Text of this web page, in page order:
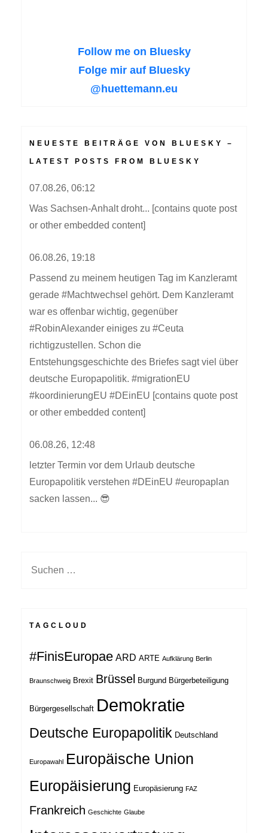
Follow me on Bluesky
Folge mir auf Bluesky
@huettemann.eu
NEUESTE BEITRÄGE VON BLUESKY –
LATEST POSTS FROM BLUESKY
07.08.26, 06:12
Was Sachsen-Anhalt droht... [contains quote post
or other embedded content]
06.08.26, 19:18
Passend zu meinem heutigen Tag im Kanzleramt
gerade #Machtwechsel gehört. Dem Kanzleramt
war es offenbar wichtig, gegenüber
#RobinAlexander einiges zu #Ceuta
richtigzustellen. Schon die
Entstehungsgeschichte des Briefes sagt viel über
deutsche Europapolitik. #migrationEU
#koordinierungEU #DEinEU [contains quote post
or other embedded content]
06.08.26, 12:48
letzter Termin vor dem Urlaub deutsche
Europapolitik verstehen #DEinEU #europaplan
sacken lassen... 😎
Suchen
TAGCLOUD
#FinisEuropae ARD ARTE Aufklärung Berlin
Braunschweig Brexit Brüssel Burgund Bürgerbeteiligung
Bürgergesellschaft Demokratie
Deutsche Europapolitik Deutschland
Europawahl Europäische Union
Europäisierung Europäsierung FAZ
Frankreich Geschichte Glaube